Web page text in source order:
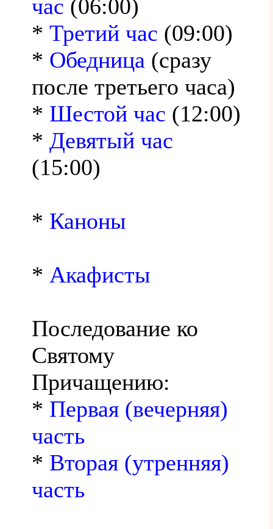
час (06:00)
* Третий час (09:00)
* Обедница (сразу
после третьего часа)
* Шестой час (12:00)
* Девятый час
(15:00)
* Каноны
* Акафисты
Последование ко
Святому
Причащению:
* Первая (вечерняя)
часть
* Вторая (утренняя)
часть